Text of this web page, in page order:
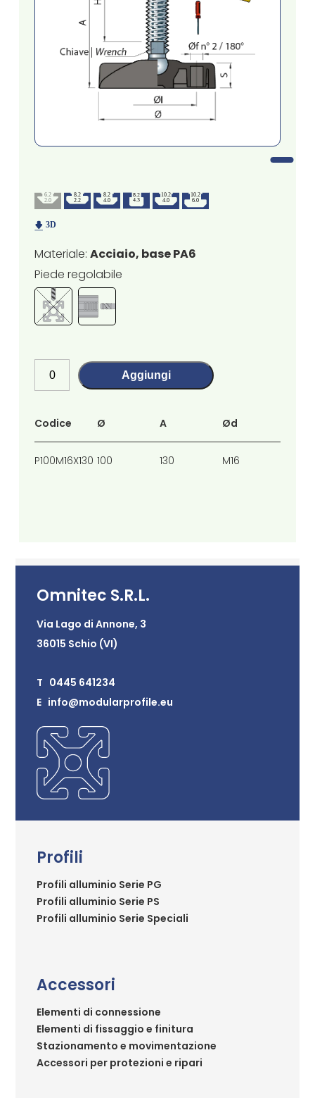
Materiale:Acciaio, base PA6
Piede regolabile
Aggiungi
Codice
P100M16X130
Ø
100
A
130
Ød
M16
Omnitec S.R.L.
Via Lago di Annone, 3
36015 Schio (VI)
T 0445 641234
E info@modularprofile.eu
Profili
Profili alluminio Serie PG
Profili alluminio Serie PS
Profili alluminio Serie Speciali
Accessori
Elementi di connessione
Elementi di fissaggio e finitura
Stazionamento e movimentazione
Accessori per protezioni e ripari